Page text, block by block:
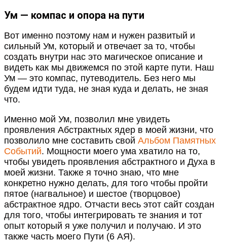
Ум — компас и опора на пути
Вот именно поэтому нам и нужен развитый и
сильный Ум, который и отвечает за то, чтобы
создать внутри нас это магическое описание и
видеть как мы движемся по этой карте пути. Наш
Ум — это компас, путеводитель. Без него мы
будем идти туда, не зная куда и делать, не зная
что.
Именно мой Ум, позволил мне увидеть
проявления Абстрактных ядер в моей жизни, что
позволило мне составить свой Альбом Памятных
Событий. Мощности моего ума хватило на то,
чтобы увидеть проявления абстрактного и Духа в
моей жизни. Также я точно знаю, что мне
конкретно нужно делать, для того чтобы пройти
пятое (нагвальное) и шестое (творцовое)
абстрактное ядро. Отчасти весь этот сайт создан
для того, чтобы интегрировать те знания и тот
опыт который я уже получил и получаю. И это
также часть моего Пути (6 АЯ).